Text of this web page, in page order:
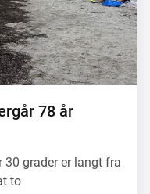
78 år
30 grader er langt fra
to